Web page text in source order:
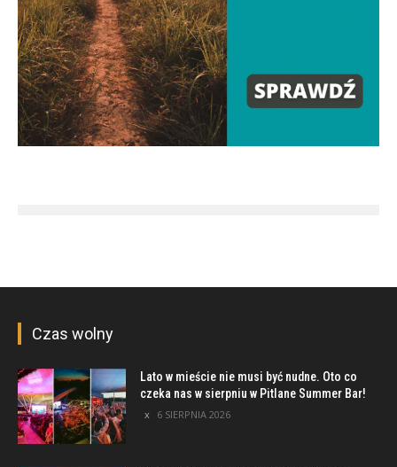
Czas wolny
Lato w mieście nie musi być nudne. Oto co
czeka nas w sierpniu w Pitlane Summer Bar!
6 SIERPNIA 2026